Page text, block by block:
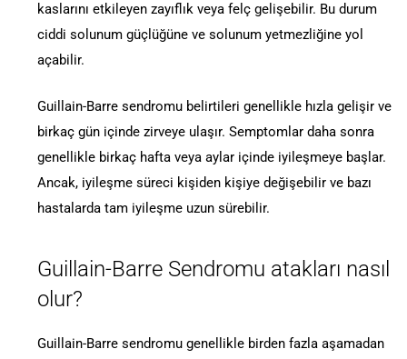
kaslarını etkileyen zayıflık veya felç gelişebilir. Bu durum
ciddi solunum güçlüğüne ve solunum yetmezliğine yol
açabilir.
Guillain-Barre sendromu belirtileri genellikle hızla gelişir ve
birkaç gün içinde zirveye ulaşır. Semptomlar daha sonra
genellikle birkaç hafta veya aylar içinde iyileşmeye başlar.
Ancak, iyileşme süreci kişiden kişiye değişebilir ve bazı
hastalarda tam iyileşme uzun sürebilir.
Guillain-Barre Sendromu atakları nasıl
olur?
Guillain-Barre sendromu genellikle birden fazla aşamadan